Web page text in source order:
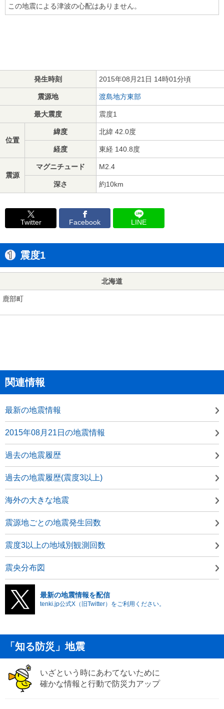
この地震による津波の心配はありません。
発生時刻 2015年08月21日 14時01分頃
震源地 渡島地方東部
最大震度 震度1
位置
緯度 北緯 42.0度
経度 東経 140.8度
震源
マグニチュード M2.4
深さ 約10km
Twitter Facebook LINE
震度1
北海道
鹿部町
関連情報
最新の地震情報
2015年08月21日の地震情報
過去の地震履歴
過去の地震履歴(震度3以上)
海外の大きな地震
震源地ごとの地震発生回数
震度3以上の地域別観測回数
震央分布図
最新の地震情報を配信
tenki.jp公式X（旧Twitter）をご利用ください。
「知る防災」地震
いざという時にあわてないために
確かな情報と行動で防災力アップ